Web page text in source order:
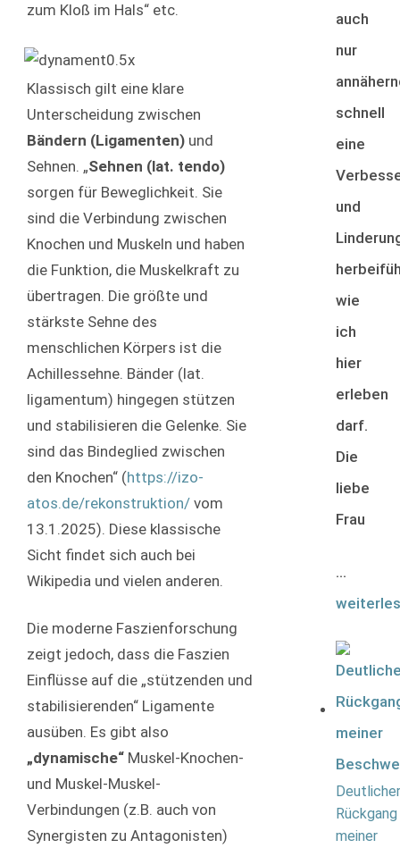
auch
nur
schnell
eine
und
wie
ich
hier
erleben
darf.
Die
liebe
Frau
...
Deutlicher
Rückgang
meiner
zum Kloß im Hals“ etc.
Klassisch gilt eine klare
Unterscheidung zwischen
Bändern (Ligamenten) und
Sehnen. „Sehnen (lat. tendo)
sorgen für Beweglichkeit. Sie
sind die Verbindung zwischen
Knochen und Muskeln und haben
die Funktion, die Muskelkraft zu
übertragen. Die größte und
stärkste Sehne des
menschlichen Körpers ist die
Achillessehne. Bänder (lat.
ligamentum) hingegen stützen
und stabilisieren die Gelenke. Sie
sind das Bindeglied zwischen
den Knochen“ (https://izo-
atos.de/rekonstruktion/ vom
13.1.2025). Diese klassische
Sicht findet sich auch bei
Wikipedia und vielen anderen.
Die moderne Faszienforschung
zeigt jedoch, dass die Faszien
Einflüsse auf die „stützenden und
stabilisierenden“ Ligamente
ausüben. Es gibt also
„dynamische“ Muskel-Knochen-
und Muskel-Muskel-
Verbindungen (z.B. auch von
Synergisten zu Antagonisten)